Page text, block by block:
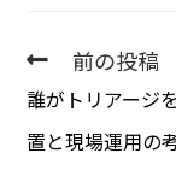
前の投稿
誰がトリアージ
置と現場運用の